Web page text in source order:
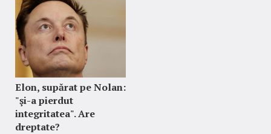
Elon, supărat pe Nolan:
"şi-a pierdut
integritatea". Are
dreptate?